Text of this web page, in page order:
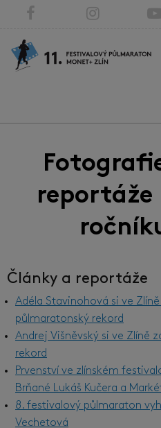
reportáže
Články a reportáže
Adéla Stavinohová si ve
půlmaratonský rekord
Andrej Višněvský si ve Zlíně
rekord
Prvenství ve zlínském
Brňané Lukáš Kučera a
8. festivalový půlmaraton
Vechetová